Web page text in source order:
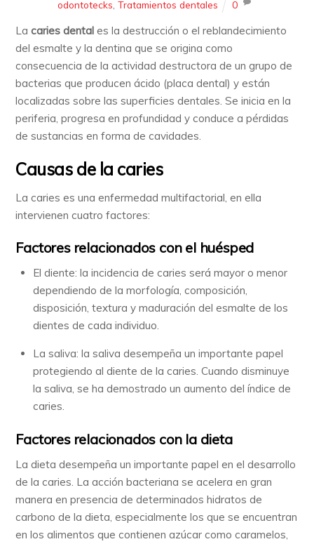
odontotecks Tratamientos dentales 0
Lacaries dental es la destrucción o el reblandecimiento
del esmalte y la dentina que se origina como
consecuencia de la actividad destructora de un grupo de
bacterias que producen ácido (placa dental) y están
localizadas sobre las superficies dentales. Se inicia en la
periferia, progresa en profundidad y conduce a pérdidas
de sustancias en forma de cavidades.
Causas de la caries
La caries es una enfermedad multifactorial, en ella
intervienen cuatro factores:
Factores relacionados con el huésped
El diente: la incidencia de caries será mayor o menor
dependiendo de la morfología, composición,
disposición, textura y maduración del esmalte de los
dientes de cada individuo.
La saliva: la saliva desempeña un importante papel
protegiendo al diente de la caries. Cuando disminuye
la saliva, se ha demostrado un aumento del índice de
caries.
Factores relacionados con la dieta
La dieta desempeña un importante papel en el desarrollo
de la caries. La acción bacteriana se acelera en gran
manera en presencia de determinados hidratos de
carbono de la dieta, especialmente los que se encuentran
en los alimentos que contienen azúcar como caramelos,